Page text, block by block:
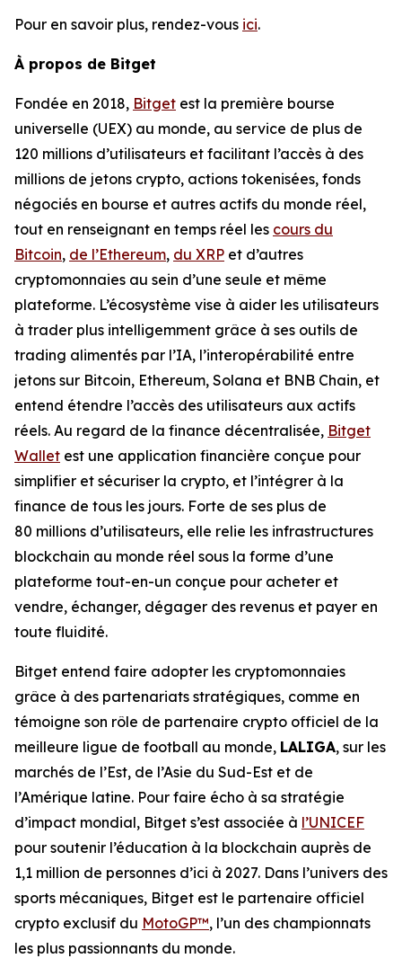
Pour en savoir plus, rendez-vous ici.
À propos de Bitget
Fondée en 2018, Bitget est la première bourse
universelle (UEX) au monde, au service de plus de
120 millions d’utilisateurs et facilitant l’accès à des
millions de jetons crypto, actions tokenisées, fonds
négociés en bourse et autres actifs du monde réel,
tout en renseignant en temps réel les cours du
Bitcoin, de l’Ethereum, du XRP et d’autres
cryptomonnaies au sein d’une seule et même
plateforme. L’écosystème vise à aider les utilisateurs
à trader plus intelligemment grâce à ses outils de
trading alimentés par l’IA, l’interopérabilité entre
jetons sur Bitcoin, Ethereum, Solana et BNB Chain, et
entend étendre l’accès des utilisateurs aux actifs
réels. Au regard de la finance décentralisée, Bitget
Wallet est une application financière conçue pour
simplifier et sécuriser la crypto, et l’intégrer à la
finance de tous les jours. Forte de ses plus de
80 millions d’utilisateurs, elle relie les infrastructures
blockchain au monde réel sous la forme d’une
plateforme tout-en-un conçue pour acheter et
vendre, échanger, dégager des revenus et payer en
toute fluidité.
Bitget entend faire adopter les cryptomonnaies
grâce à des partenariats stratégiques, comme en
témoigne son rôle de partenaire crypto officiel de la
meilleure ligue de football au monde, LALIGA, sur les
marchés de l’Est, de l’Asie du Sud-Est et de
l’Amérique latine. Pour faire écho à sa stratégie
d’impact mondial, Bitget s’est associée à l’UNICEF
pour soutenir l’éducation à la blockchain auprès de
1,1 million de personnes d’ici à 2027. Dans l’univers des
sports mécaniques, Bitget est le partenaire officiel
crypto exclusif du MotoGP™, l’un des championnats
les plus passionnants du monde.